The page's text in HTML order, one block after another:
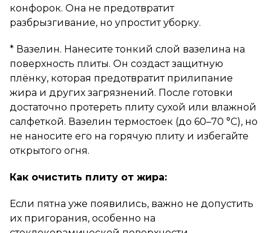
конфорок. Она не предотвратит
разбрызгивание, но упростит уборку.
* Вазелин. Нанесите тонкий слой вазелина на
поверхность плиты. Он создаст защитную
плёнку, которая предотвратит прилипание
жира и других загрязнений. После готовки
достаточно протереть плиту сухой или влажной
салфеткой. Вазелин термостоек (до 60–70 °C), но
не наносите его на горячую плиту и избегайте
открытого огня.
Как очистить плиту от жира:
Если пятна уже появились, важно не допустить
их пригорания, особенно на